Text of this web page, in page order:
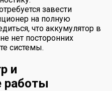
завести
на полную
что аккумулятор в
нет посторонних
системы.
и
работы